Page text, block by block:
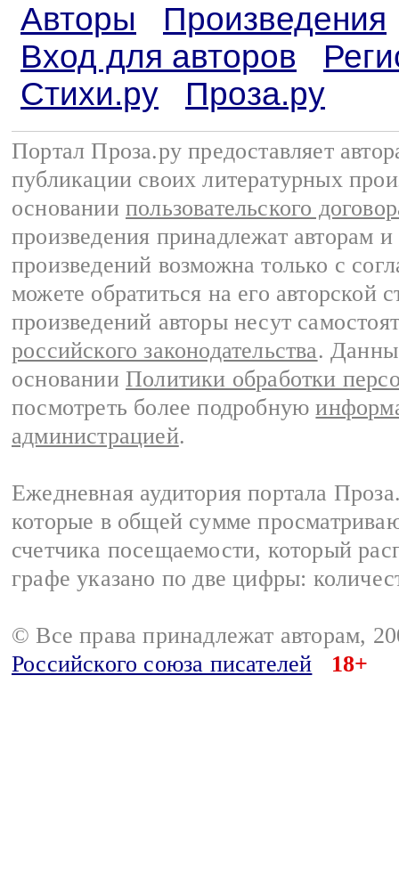
Авторы
Произведения
Вход для авторов
Стихи.ру
Проза.ру
Портал Проза.ру предоставляет
публикации своих литературных
основании пользовательского
произведения принадлежат авторам
произведений возможна только с
можете обратиться на его авторской
произведений авторы несут
российского законодательства.
основании Политики обработки
посмотреть более подробную
администрацией.
Ежедневная аудитория портала
которые в общей сумме
счетчика посещаемости, который
графе указано по две цифры:
© Все права принадлежат авторам,
Российского союза писателей
18+